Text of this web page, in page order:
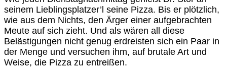
seinem Lieblingsplatzer’l seine Pizza. Bis er plötzlich,
wie aus dem Nichts, den Ärger einer aufgebrachten
Meute auf sich zieht. Und als wären all diese
Belästigungen nicht genug erdreisten sich ein Paar in
der Menge und versuchen ihm, auf brutale Art und
Weise, die Pizza zu entreißen.